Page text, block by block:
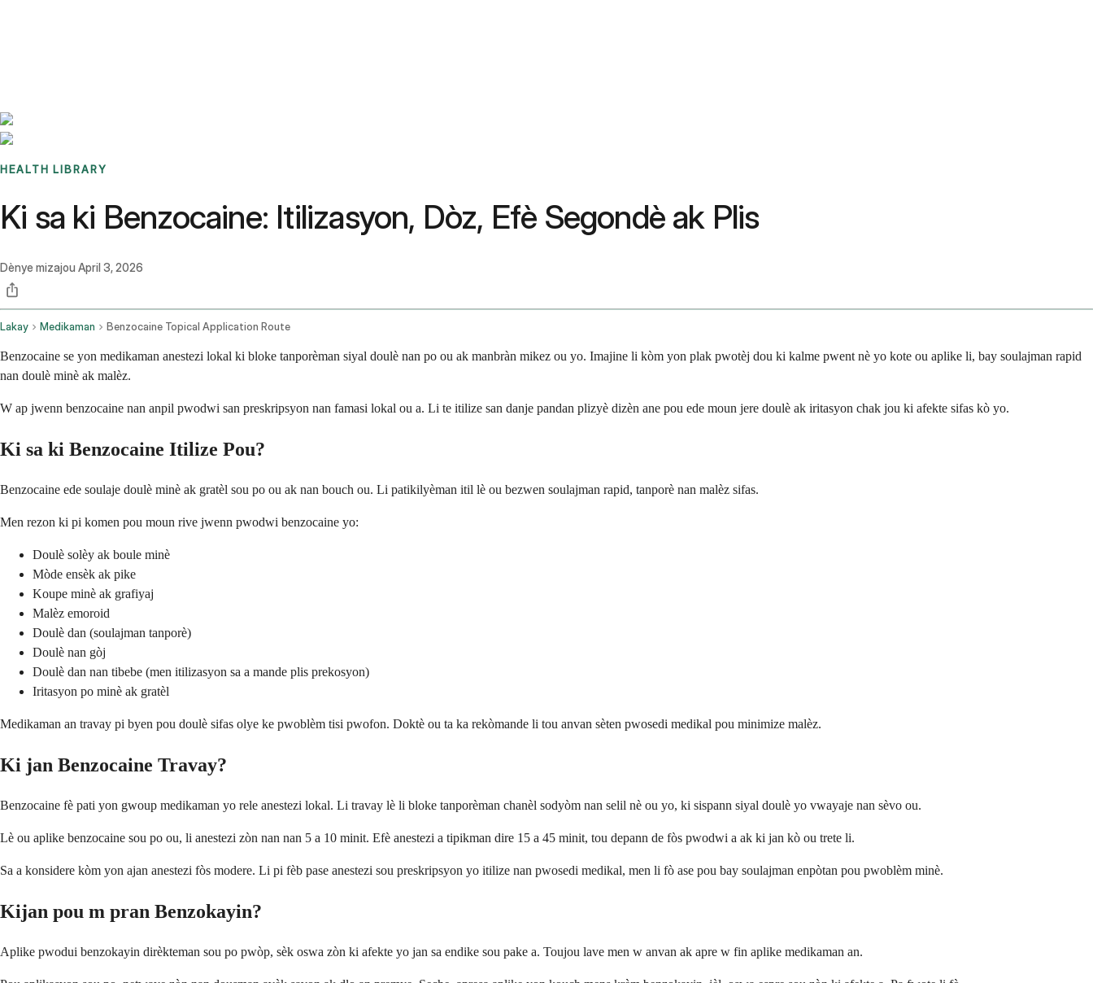
HEALTH LIBRARY
Ki sa ki Benzocaine: Itilizasyon, Dòz, Efè Segondè ak Plis
Dènye mizajou April 3, 2026
Lakay Medikaman Benzocaine Topical Application Route
Benzocaine se yon medikaman anestezi lokal ki bloke tanporèman siyal doulè nan po ou ak manbràn mikez ou yo. Imajine li kòm yon plak pwotèj dou ki kalme pwent nè yo kote ou aplike li, bay soulajman rapid
nan doulè minè ak malèz.
W ap jwenn benzocaine nan anpil pwodwi san preskripsyon nan famasi lokal ou a. Li te itilize san danje pandan plizyè dizèn ane pou ede moun jere doulè ak iritasyon chak jou ki afekte sifas kò yo.
Ki sa ki Benzocaine Itilize Pou?
Benzocaine ede soulaje doulè minè ak gratèl sou po ou ak nan bouch ou. Li patikilyèman itil lè ou bezwen soulajman rapid, tanporè nan malèz sifas.
Men rezon ki pi komen pou moun rive jwenn pwodwi benzocaine yo:
Doulè solèy ak boule minè
Mòde ensèk ak pike
Koupe minè ak grafiyaj
Malèz emoroid
Doulè dan (soulajman tanporè)
Doulè nan gòj
Doulè dan nan tibebe (men itilizasyon sa a mande plis prekosyon)
Iritasyon po minè ak gratèl
Medikaman an travay pi byen pou doulè sifas olye ke pwoblèm tisi pwofon. Doktè ou ta ka rekòmande li tou anvan sèten pwosedi medikal pou minimize malèz.
Ki jan Benzocaine Travay?
Benzocaine fè pati yon gwoup medikaman yo rele anestezi lokal. Li travay lè li bloke tanporèman chanèl sodyòm nan selil nè ou yo, ki sispann siyal doulè yo vwayaje nan sèvo ou.
Lè ou aplike benzocaine sou po ou, li anestezi zòn nan nan 5 a 10 minit. Efè anestezi a tipikman dire 15 a 45 minit, tou depann de fòs pwodwi a ak ki jan kò ou trete li.
Sa a konsidere kòm yon ajan anestezi fòs modere. Li pi fèb pase anestezi sou preskripsyon yo itilize nan pwosedi medikal, men li fò ase pou bay soulajman enpòtan pou pwoblèm minè.
Kijan pou m pran Benzokayin?
Aplike pwodui benzokayin dirèkteman sou po pwòp, sèk oswa zòn ki afekte yo jan sa endike sou pake a. Toujou lave men w anvan ak apre w fin aplike medikaman an.